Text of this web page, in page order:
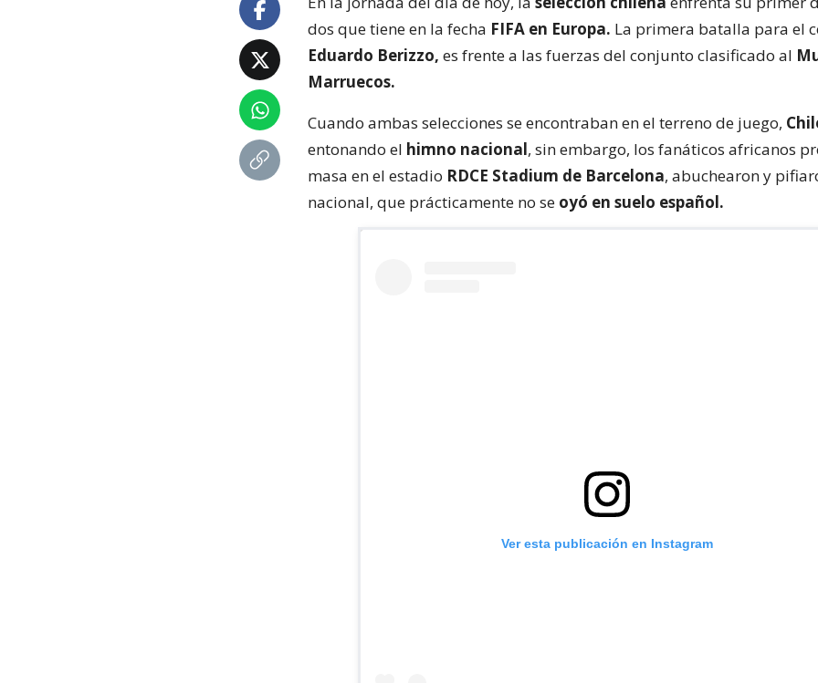
dos que tiene en la fecha FIFA en Europa. La primera batalla para el
Eduardo Berizzo, es frente a las fuerzas del conjunto clasificado al
Marruecos.
Cuando ambas selecciones se encontraban en el terreno de juego,
entonando el himno nacional, sin embargo, los fanáticos africanos
masa en el estadio RDCE Stadium de Barcelona, abuchearon y
nacional, que prácticamente no se oyó en suelo español.
Ver esta publicación en Instagram